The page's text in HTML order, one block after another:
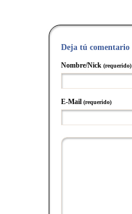
Deja tú comentario
Nombre/Nick (requerido)
E-Mail (requerido)